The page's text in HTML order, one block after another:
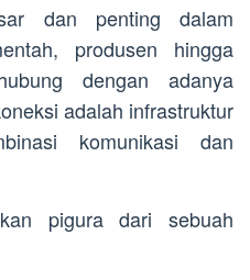
dan penting dalam
produsen hingga
dengan adanya
adalah infrastruktur
komunikasi dan
pigura dari sebuah